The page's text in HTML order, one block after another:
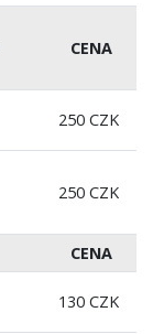
CENA
250 CZK
250 CZK
CENA
130 CZK